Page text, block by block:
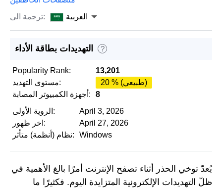
ترجمة الى:
العربية
التهديدات بطاقة الأداء ?
Popularity Rank:
13,201
مستوى التهديد:
20 % (طبيعي)
أجهزة الكمبيوتر المصابة:
8
الروية الأولى:
April 3, 2026
اخر ظهور:
April 27, 2026
نظام (أنظمة) متأثر:
Windows
يُعدّ توخي الحذر أثناء تصفح الإنترنت أمرًا بالغ الأهمية في
ظلّ التهديدات الإلكترونية المتزايدة اليوم. فكثيرًا ما